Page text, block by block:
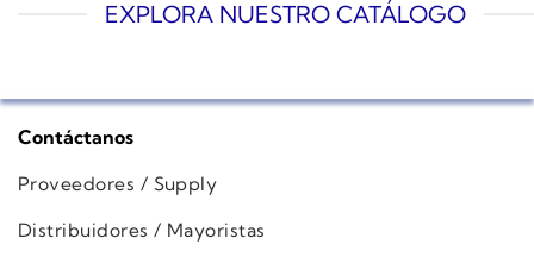
EXPLORA NUESTRO CATÁLOGO
Contáctanos
Proveedores / Supply
Distribuidores / Mayoristas